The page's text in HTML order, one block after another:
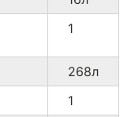
1
268л
1